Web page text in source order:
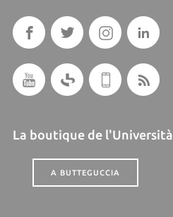
La boutique de l'Università
A BUTTEGUCCIA